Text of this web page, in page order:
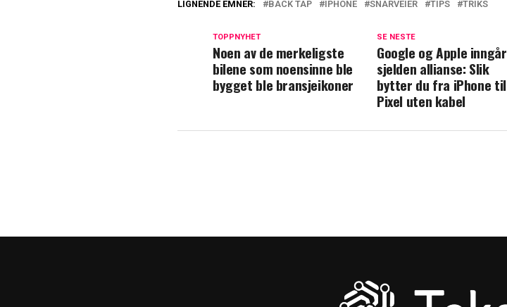
LIGNENDE EMNER: BACK TAP IPHONE SNARVEIER TIPS TRIKS
SE NESTE
Google og Apple inngår
sjelden allianse: Slik
bytter du fra iPhone til
Pixel uten kabel
TOPPNYHET
Noen av de merkeligste
bilene som noensinne ble
bygget ble bransjeikoner